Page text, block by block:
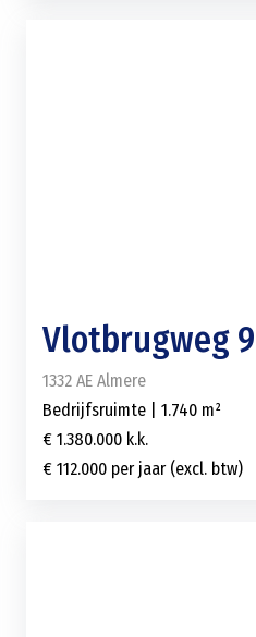
Vlotbrugweg 9
1332 AE Almere
Bedrijfsruimte | 1.740 m²
€ 1.380.000 k.k.
€ 112.000 per jaar (excl. btw)